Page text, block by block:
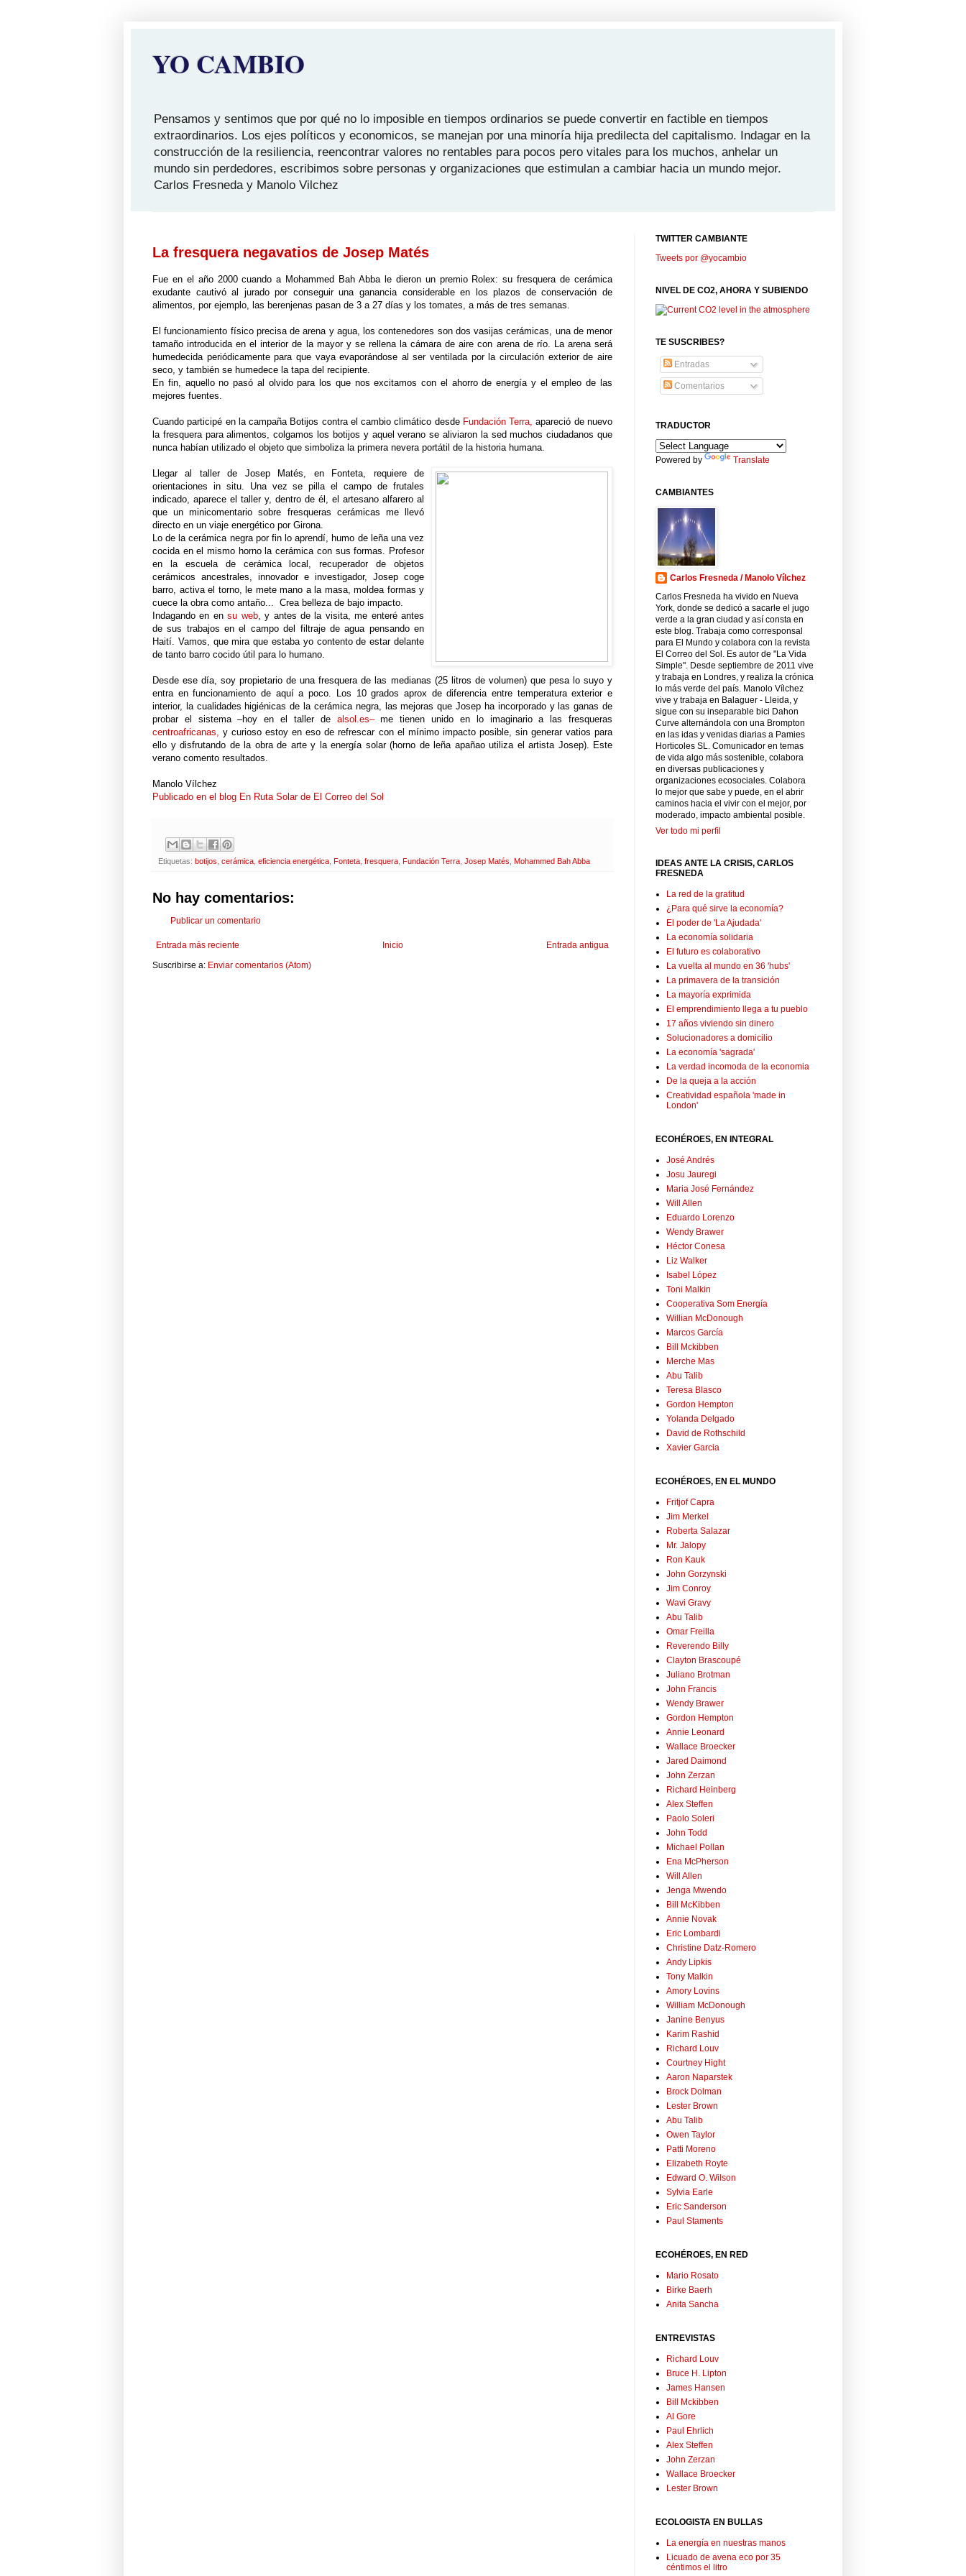
YO CAMBIO
Pensamos y sentimos que por qué no lo imposible en tiempos ordinarios se puede convertir en factible en tiempos
extraordinarios. Los ejes políticos y economicos, se manejan por una minoría hija predilecta del capitalismo. Indagar en la
construcción de la resiliencia, reencontrar valores no rentables para pocos pero vitales para los muchos, anhelar un
mundo sin perdedores, escribimos sobre personas y organizaciones que estimulan a cambiar hacia un mundo mejor.
Carlos Fresneda y Manolo Vilchez
La fresquera negavatios de Josep Matés
Fue en el año 2000 cuando a Mohammed Bah Abba le dieron un premio Rolex: su fresquera de cerámica
exudante cautivó al jurado por conseguir una ganancia considerable en los plazos de conservación de
alimentos, por ejemplo, las berenjenas pasan de 3 a 27 días y los tomates, a más de tres semanas.
El funcionamiento físico precisa de arena y agua, los contenedores son dos vasijas cerámicas, una de menor
tamaño introducida en el interior de la mayor y se rellena la cámara de aire con arena de río. La arena será
humedecida periódicamente para que vaya evaporándose al ser ventilada por la circulación exterior de aire
seco, y también se humedece la tapa del recipiente.
En fin, aquello no pasó al olvido para los que nos excitamos con el ahorro de energía y el empleo de las
mejores fuentes.
Cuando participé en la campaña Botijos contra el cambio climático desde Fundación Terra, apareció de nuevo
la fresquera para alimentos, colgamos los botijos y aquel verano se aliviaron la sed muchos ciudadanos que
nunca habían utilizado el objeto que simboliza la primera nevera portátil de la historia humana.
Llegar al taller de Josep Matés, en Fonteta, requiere de
orientaciones in situ. Una vez se pilla el campo de frutales
indicado, aparece el taller y, dentro de él, el artesano alfarero al
que un minicomentario sobre fresqueras cerámicas me llevó
directo en un viaje energético por Girona.
Lo de la cerámica negra por fin lo aprendí, humo de leña una vez
cocida en el mismo horno la cerámica con sus formas. Profesor
en la escuela de cerámica local, recuperador de objetos
cerámicos ancestrales, innovador e investigador, Josep coge
barro, activa el torno, le mete mano a la masa, moldea formas y
cuece la obra como antaño... Crea belleza de bajo impacto.
Indagando en ensu web, y antes de la visita, me enteré antes
de sus trabajos en el campo del filtraje de agua pensando en
Haití. Vamos, que mira que estaba yo contento de estar delante
de tanto barro cocido útil para lo humano.
Desde ese día, soy propietario de una fresquera de las medianas (25 litros de volumen) que pesa lo suyo y
entra en funcionamiento de aquí a poco. Los 10 grados aprox de diferencia entre temperatura exterior e
interior, la cualidades higiénicas de la cerámica negra, las mejoras que Josep ha incorporado y las ganas de
probar el sistema –hoy en el taller de alsol.es–me tienen unido en lo imaginario a las fresqueras
centroafricanas,
y curioso estoy en eso de refrescar con el mínimo impacto posible, sin generar vatios para
ello y disfrutando de la obra de arte y la energía solar (horno de leña apañao utiliza el artista Josep). Este
verano comento resultados.
Manolo Vílchez
Publicado en el blog En Ruta Solar de El Correo del Sol
Etiquetas: botijos cerámica eficiencia energética Fonteta fresquera Fundación Terra Josep Matés Mohammed Bah Abba
No hay comentarios:
Publicar un comentario
Entrada más reciente Entrada antigua
Inicio
Suscribirse a: Enviar comentarios (Atom)
TWITTER CAMBIANTE
Tweets por @yocambio
NIVEL DE CO2, AHORA Y SUBIENDO
TE SUSCRIBES?
Entradas
Comentarios
TRADUCTOR
Powered by Translate
CAMBIANTES
Carlos Fresneda / Manolo Vílchez
Carlos Fresneda ha vivido en Nueva
York, donde se dedicó a sacarle el jugo
verde a la gran ciudad y así consta en
este blog. Trabaja como corresponsal
para El Mundo y colabora con la revista
El Correo del Sol. Es autor de "La Vida
Simple". Desde septiembre de 2011 vive
y trabaja en Londres, y realiza la crónica
lo más verde del país. Manolo Vílchez
vive y trabaja en Balaguer - Lleida, y
sigue con su inseparable bici Dahon
Curve alternándola con una Brompton
en las idas y venidas diarias a Pamies
Horticoles SL. Comunicador en temas
de vida algo más sostenible, colabora
en diversas publicaciones y
organizaciones ecosociales. Colabora
lo mejor que sabe y puede, en el abrir
caminos hacia el vivir con el mejor, por
moderado, impacto ambiental posible.
Ver todo mi perfil
IDEAS ANTE LA CRISIS, CARLOS
FRESNEDA
La red de la gratitud
¿Para qué sirve la economía?
El poder de 'La Ajudada'
La economía solidaria
El futuro es colaborativo
La vuelta al mundo en 36 'hubs'
La primavera de la transición
La mayoría exprimida
El emprendimiento llega a tu pueblo
17 años viviendo sin dinero
Solucionadores a domicilio
La economía 'sagrada'
La verdad incomoda de la economia
De la queja a la acción
Creatividad española 'made in
London'
ECOHÉROES, EN INTEGRAL
José Andrés
Josu Jauregi
Maria José Fernández
Will Allen
Eduardo Lorenzo
Wendy Brawer
Héctor Conesa
Liz Walker
Isabel López
Toni Malkin
Cooperativa Som Energía
Willian McDonough
Marcos García
Bill Mckibben
Merche Mas
Abu Talib
Teresa Blasco
Gordon Hempton
Yolanda Delgado
David de Rothschild
Xavier Garcia
ECOHÉROES, EN EL MUNDO
Fritjof Capra
Jim Merkel
Roberta Salazar
Mr. Jalopy
Ron Kauk
John Gorzynski
Jim Conroy
Wavi Gravy
Abu Talib
Omar Freilla
Reverendo Billy
Clayton Brascoupé
Juliano Brotman
John Francis
Wendy Brawer
Gordon Hempton
Annie Leonard
Wallace Broecker
Jared Daimond
John Zerzan
Richard Heinberg
Alex Steffen
Paolo Soleri
John Todd
Michael Pollan
Ena McPherson
Will Allen
Jenga Mwendo
Bill McKibben
Annie Novak
Eric Lombardi
Christine Datz-Romero
Andy Lipkis
Tony Malkin
Amory Lovins
William McDonough
Janine Benyus
Karim Rashid
Richard Louv
Courtney Hight
Aaron Naparstek
Brock Dolman
Lester Brown
Abu Talib
Owen Taylor
Patti Moreno
Elizabeth Royte
Edward O. Wilson
Sylvia Earle
Eric Sanderson
Paul Staments
ECOHÉROES, EN RED
Mario Rosato
Birke Baerh
Anita Sancha
ENTREVISTAS
Richard Louv
Bruce H. Lipton
James Hansen
Bill Mckibben
Al Gore
Paul Ehrlich
Alex Steffen
John Zerzan
Wallace Broecker
Lester Brown
ECOLOGISTA EN BULLAS
La energía en nuestras manos
Licuado de avena eco por 35
céntimos el litro